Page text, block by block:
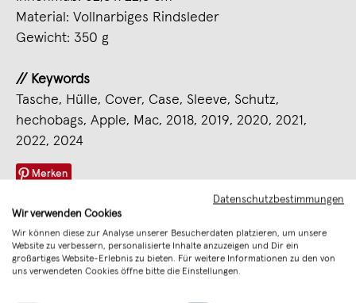
Material: Vollnarbiges Rindsleder
Gewicht: 350 g
// Keywords
Tasche, Hülle, Cover, Case, Sleeve, Schutz,
hechobags, Apple, Mac, 2018, 2019, 2020, 2021,
2022, 2024
Merken
Art. Nr. 645038524809
Verkäufer hecho.
Verantwortliche Person (EU)
Datenschutzbestimmungen
Wir verwenden Cookies
Wir können diese zur Analyse unserer Besucherdaten platzieren, um unsere
Website zu verbessern, personalisierte Inhalte anzuzeigen und Dir ein
großartiges Website-Erlebnis zu bieten. Für weitere Informationen zu den von
uns verwendeten Cookies öffne bitte die Einstellungen.